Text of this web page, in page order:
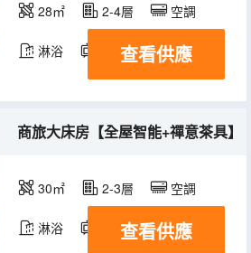
28㎡ 2-4層 空調
淋浴 電視機
查看供應
商旅大床房【全屋智能+禪意茶具】
30㎡ 2-3層 空調
淋浴 電視機
查看供應